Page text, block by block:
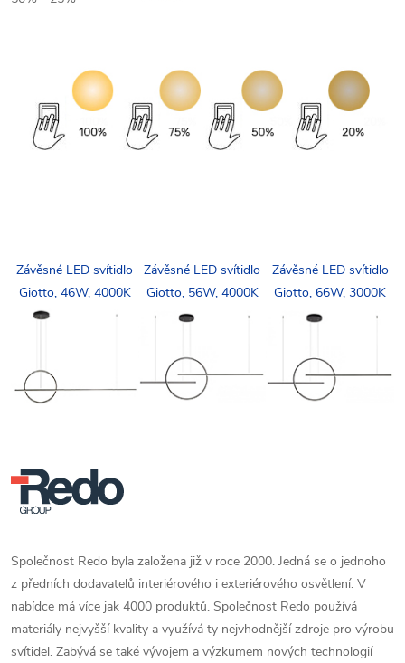
Závěsné LED svítidlo
Giotto, 46W, 4000K
Závěsné LED svítidlo
Giotto, 56W, 4000K
Závěsné LED svítidlo
Giotto, 66W, 3000K
Společnost Redo byla založena již v roce 2000. Jedná se o jednoho
z předních dodavatelů interiérového i exteriérového osvětlení. V
nabídce má více jak 4000 produktů. Společnost Redo používá
materiály nejvyšší kvality a využívá ty nejvhodnější zdroje pro výrobu
svítidel. Zabývá se také vývojem a výzkumem nových technologií